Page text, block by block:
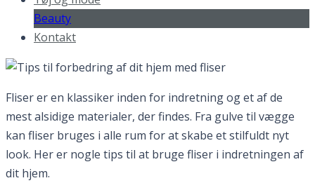
Beauty
Kontakt
Fliser er en klassiker inden for indretning og et af de
mest alsidige materialer, der findes. Fra gulve til vægge
kan fliser bruges i alle rum for at skabe et stilfuldt nyt
look. Her er nogle tips til at bruge fliser i indretningen af
dit hjem.